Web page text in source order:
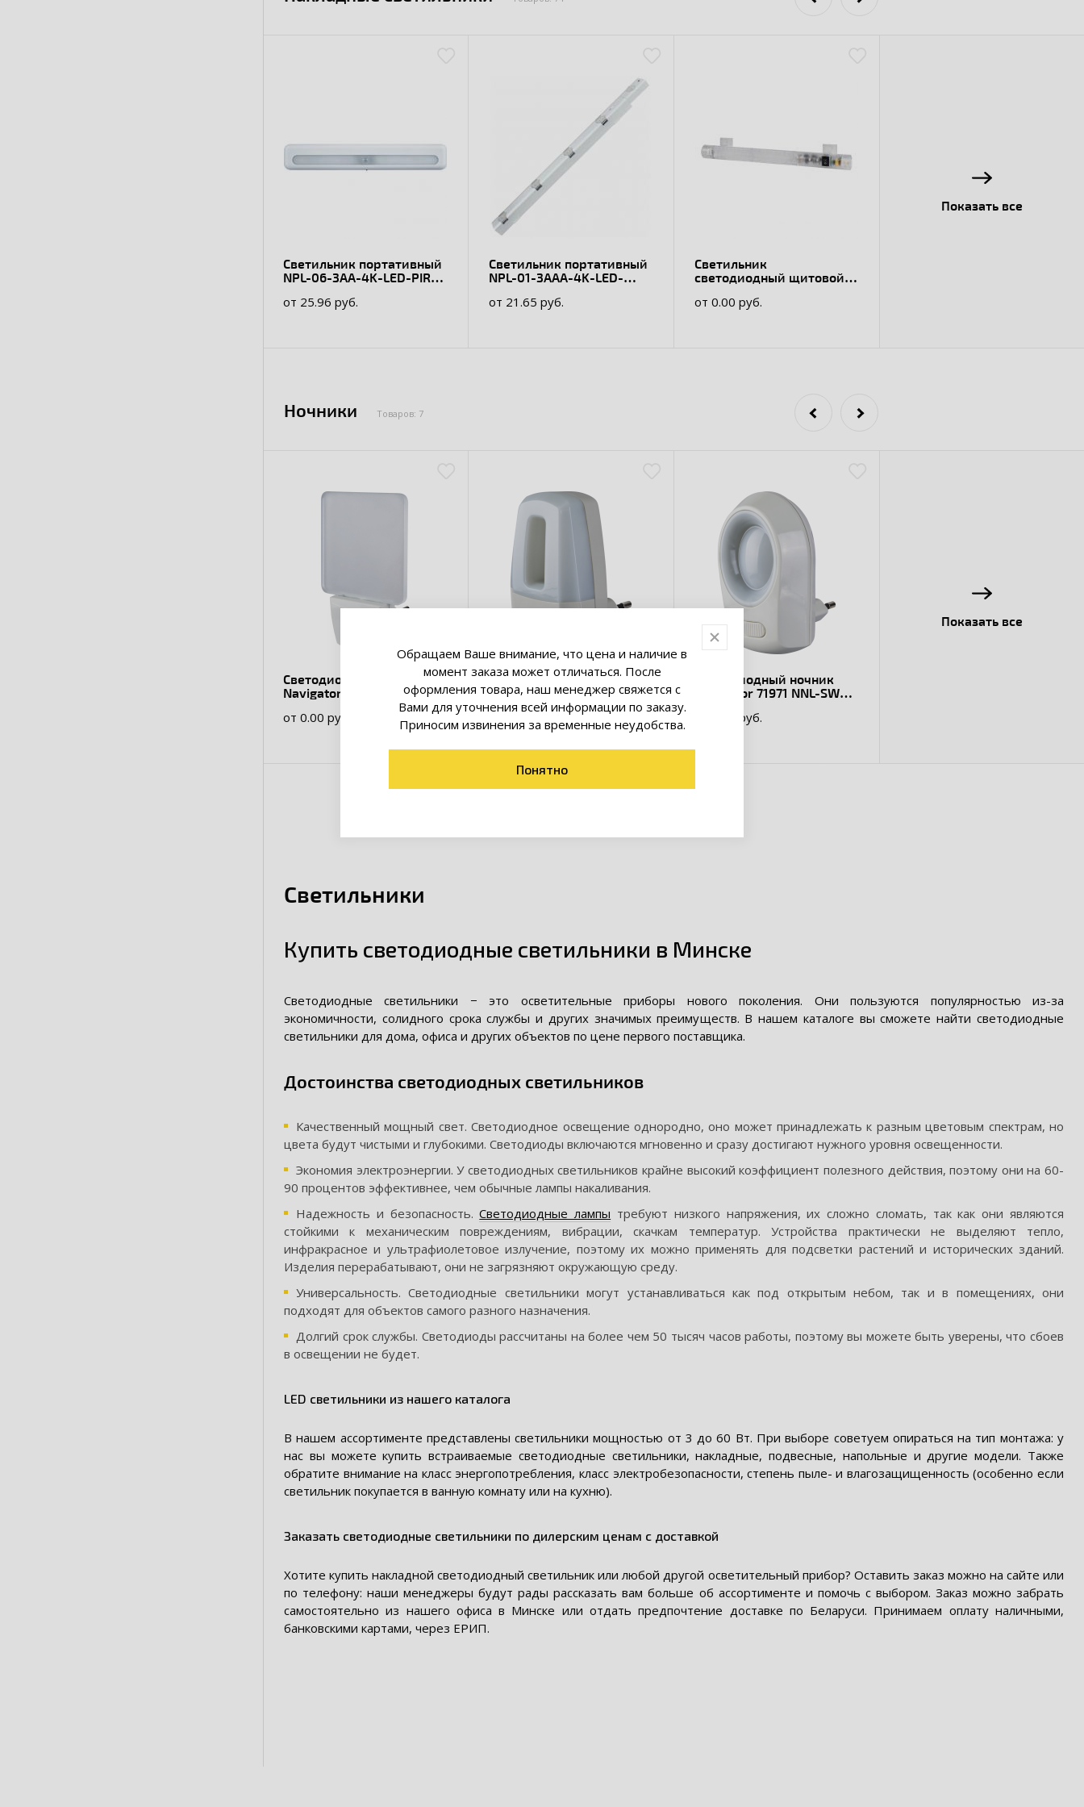
Светильник портативный
NPL-06-3AA-4K-LED-PIRM
от 25.96 руб.
Светильник портативный
NPL-01-3AAA-4K-LED-
от 21.65 руб.
Светильник
светодиодный щитовой
от 0.00 руб.
Показать все
Ночники Товаров: 7
Светодиодный ночник
Navigator 71970 NNL-
фотореле
от 0.00 руб.
Светодиодный ночник
Navigator 71972 NNL-
SW02-WH, 220В, с
выключателем
Светодиодный ночник
Navigator 71971 NNL-SW01-
выключателем
от 9.58 руб.
Показать все
Светильники
Купить светодиодные светильники в Минске
Светодиодные светильники − это осветительные приборы нового поколения. Они пользуются популярностью из-за
экономичности, солидного срока службы и других значимых преимуществ. В нашем каталоге вы сможете найти светодиодные
светильники для дома, офиса и других объектов по цене первого поставщика.
Достоинства светодиодных светильников
Качественный мощный свет. Светодиодное освещение однородно, оно может принадлежать к разным цветовым спектрам, но
цвета будут чистыми и глубокими. Светодиоды включаются мгновенно и сразу достигают нужного уровня освещенности.
Экономия электроэнергии. У светодиодных светильников крайне высокий коэффициент полезного действия, поэтому они на 60-
90 процентов эффективнее, чем обычные лампы накаливания.
Надежность и безопасность.Светодиодные лампы требуют низкого напряжения, их сложно сломать, так как они являются
стойкими к механическим повреждениям, вибрации, скачкам температур. Устройства практически не выделяют тепло,
инфракрасное и ультрафиолетовое излучение, поэтому их можно применять для подсветки растений и исторических зданий.
Изделия перерабатывают, они не загрязняют окружающую среду.
Универсальность. Светодиодные светильники могут устанавливаться как под открытым небом, так и в помещениях, они
подходят для объектов самого разного назначения.
Долгий срок службы. Светодиоды рассчитаны на более чем 50 тысяч часов работы, поэтому вы можете быть уверены, что сбоев
в освещении не будет.
LED светильники из нашего каталога
В нашем ассортименте представлены светильники мощностью от 3 до 60 Вт. При выборе советуем опираться на тип монтажа: у
нас вы можете купить встраиваемые светодиодные светильники, накладные, подвесные, напольные и другие модели. Также
обратите внимание на класс энергопотребления, класс электробезопасности, степень пыле- и влагозащищенность (особенно если
светильник покупается в ванную комнату или на кухню).
Заказать светодиодные светильники по дилерским ценам с доставкой
Хотите купить накладной светодиодный светильник или любой другой осветительный прибор? Оставить заказ можно на сайте или
по телефону: наши менеджеры будут рады рассказать вам больше об ассортименте и помочь с выбором. Заказ можно забрать
самостоятельно из нашего офиса в Минске или отдать предпочтение доставке по Беларуси. Принимаем оплату наличными,
банковскими картами, через ЕРИП.
Обращаем Ваше внимание, что цена и наличие в
момент заказа может отличаться. После
оформления товара, наш менеджер свяжется с
Вами для уточнения всей информации по заказу.
Приносим извинения за временные неудобства.
Понятно